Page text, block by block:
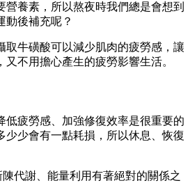
營養素，所以熬夜時我們總是會想到
動後補充呢？
取牛磺酸可以減少肌肉的疲勞感，讓
不用擔心產生的疲勞影響生活。
低疲勞感、加強修復效率是很重要的
少少會有一點耗損，所以休息、恢復
代謝、能量利用有著絕對的關係之